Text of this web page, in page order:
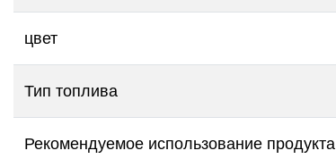
цвет
Тип топлива
Рекомендуемое использование продукта